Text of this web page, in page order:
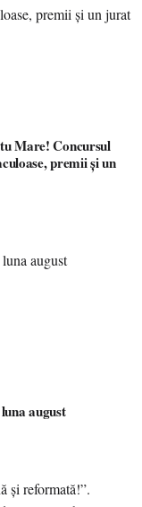
premii și un
august